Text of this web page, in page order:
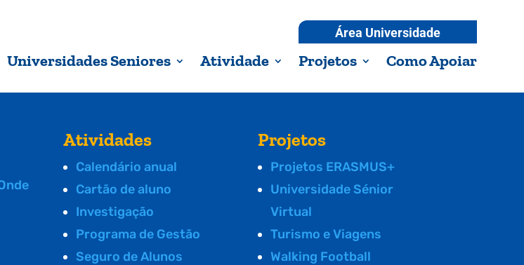
Área Universidade
Universidades Seniores Atividade Projetos Como Apoiar
Atividades
Calendário anual
Cartão de aluno
Investigação
Programa de Gestão
Seguro de Alunos
Projetos
Projetos ERASMUS+
Universidade Sénior
Virtual
Turismo e Viagens
Walking Football